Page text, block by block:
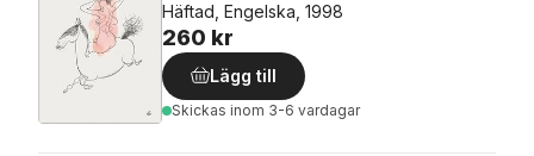
Häftad, Engelska, 1998
260 kr
Lägg till
Skickas inom 3-6 vardagar